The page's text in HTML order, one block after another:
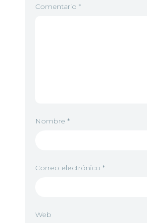
Comentario *
Nombre *
Correo electrónico *
Web